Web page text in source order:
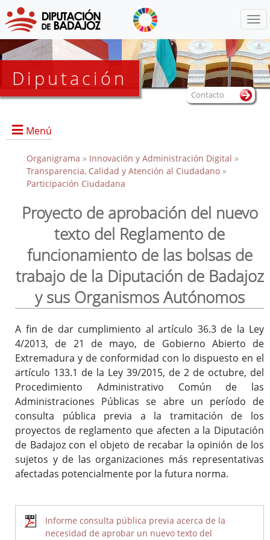
Diputación
Menú
Organigrama » Innovación y Administración Digital »
Transparencia, Calidad y Atención al Ciudadano»
Participación Ciudadana
Proyecto de aprobación del nuevo
texto del Reglamento de
funcionamiento de las bolsas de
trabajo de la Diputación de Badajoz
y sus Organismos Autónomos
A fin de dar cumplimiento al artículo 36.3 de la Ley
4/2013, de 21 de mayo, de Gobierno Abierto de
Extremadura y de conformidad con lo dispuesto en el
artículo 133.1 de la Ley 39/2015, de 2 de octubre, del
Procedimiento Administrativo Común de las
Administraciones Públicas se abre un período de
consulta pública previa a la tramitación de los
proyectos de reglamento que afecten a la Diputación
de Badajoz con el objeto de recabar la opinión de los
sujetos y de las organizaciones más representativas
afectadas potencialmente por la futura norma.
Informe consulta pública previa acerca de la
necesidad de aprobar un nuevo texto del
Contacto